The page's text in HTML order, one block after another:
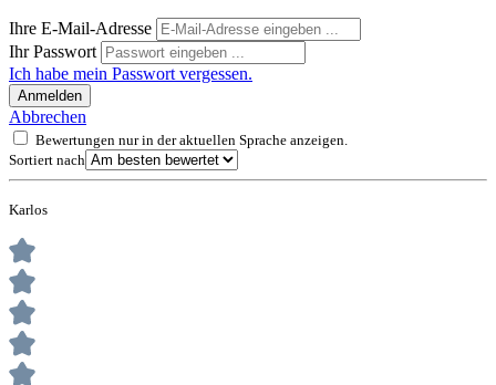
Ihre E-Mail-Adresse
Ihr Passwort
Ich habe mein Passwort vergessen.
Anmelden
Abbrechen
Bewertungen nur in der aktuellen Sprache anzeigen.
Sortiert nach
Karlos